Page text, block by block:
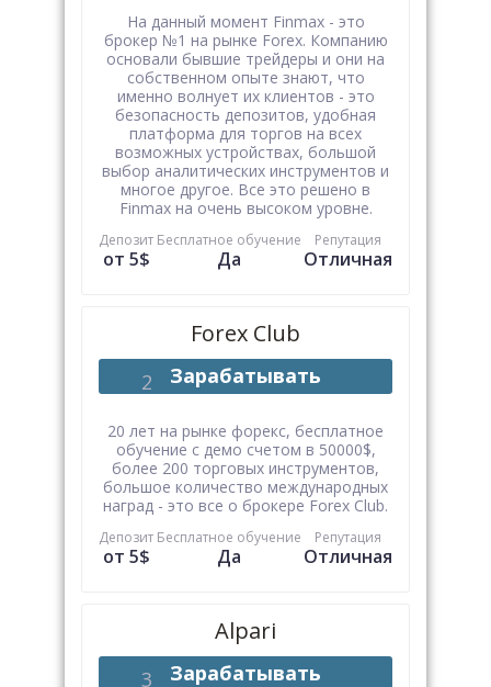
На данный момент Finmax - это
брокер №1 на рынке Forex. Компанию
основали бывшие трейдеры и они на
собственном опыте знают, что
именно волнует их клиентов - это
безопасность депозитов, удобная
платформа для торгов на всех
возможных устройствах, большой
выбор аналитических инструментов и
многое другое. Все это решено в
Finmax на очень высоком уровне.
Депозит
от 5$
Бесплатное обучение
Да
Репутация
Отличная
Forex Club
Зарабатывать
20 лет на рынке форекс, бесплатное
обучение с демо счетом в 50000$,
более 200 торговых инструментов,
большое количество международных
наград - это все о брокере Forex Club.
Депозит
от 5$
Бесплатное обучение
Да
Репутация
Отличная
Alpari
Зарабатывать